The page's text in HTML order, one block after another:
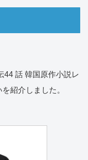
44 話 韓国原作小説レ
紹介しました。